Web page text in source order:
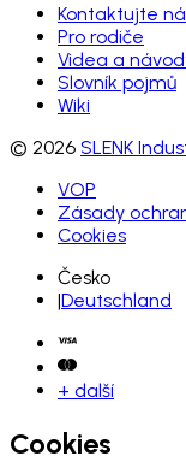
Kontaktujte
Pro rodiče
Videa a
Slovník pojmů
Wiki
© 2026 SLENK
VOP
Zásady
Cookies
Česko
|Deutschland
+ další
Cookies